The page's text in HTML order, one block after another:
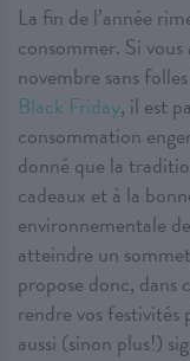
La fin de l’année
consommer. Si
novembre sans
Black Friday, il est
consommation
donné que la
cadeaux et à la
environnementale
atteindre un
propose donc, dans
rendre vos
aussi (sinon plus!)